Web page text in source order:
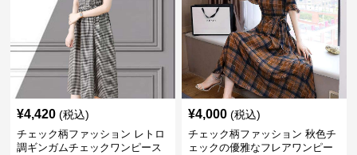
¥4,420 (税込)
チェック柄ファッション レトロ
調ギンガムチェックワンピース
¥4,000 (税込)
チェック柄ファッション 秋色チ
ェックの優雅なフレアワンピー